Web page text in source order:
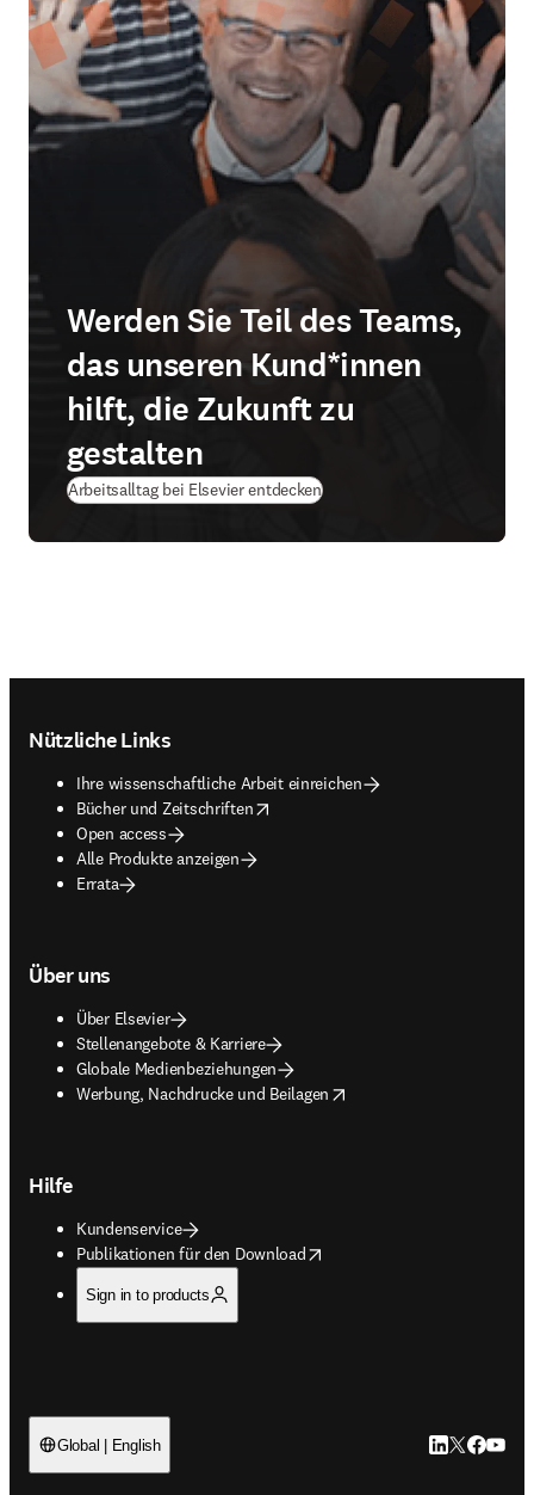
Werden Sie Teil des Teams,
das unseren Kund*innen
hilft, die Zukunft zu
gestalten
Arbeitsalltag bei Elsevier entdecken
Nützliche Links
Ihre wissenschaftliche Arbeit einreichen
Bücher und Zeitschriften
opens in new tab/window
Open access
Alle Produkte anzeigen
Errata
Über uns
Über Elsevier
Stellenangebote & Karriere
Globale Medienbeziehungen
Werbung, Nachdrucke und Beilagen
opens in new tab/window
Hilfe
Kundenservice
Publikationen für den Download
opens in new tab/window
Sign in to products
Global | English LinkedIn
Twitter